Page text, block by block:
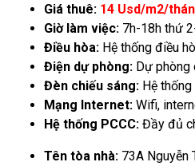
Giá thuê: 14 Usd/m2/
Giờ làm việc: 7h-18h thứ
Điều hòa: Hệ thống điều
Điện dự phòng: Dự phòng
Đèn chiếu sáng: Hệ
Mạng Internet: Wifi,
Hệ thống PCCC: Đầy đủ
Tên tòa nhà: 73A Nguyễn